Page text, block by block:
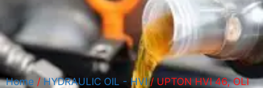
Home / HYDRAULIC OIL - HVI/ UPTON HVI 46, OLI